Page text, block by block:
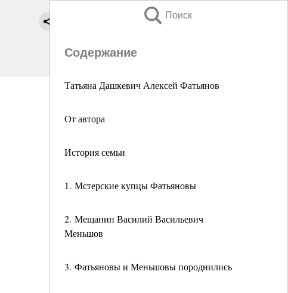
Поиск
Содержание
Татьяна Дашкевич Алексей Фатьянов
От автора
История семьи
1. Мстерские купцы Фатьяновы
2. Мещанин Василий Васильевич
Меньшов
3. Фатьяновы и Меньшовы породнились